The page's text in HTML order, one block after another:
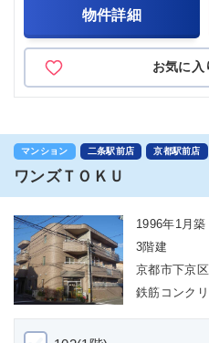
物件詳細
お気に入
マンション 二条駅前店 京都駅前店
ワンズＴＯＫＵ
1996年1月築
3階建
京都市下京
鉄筋コンクリ